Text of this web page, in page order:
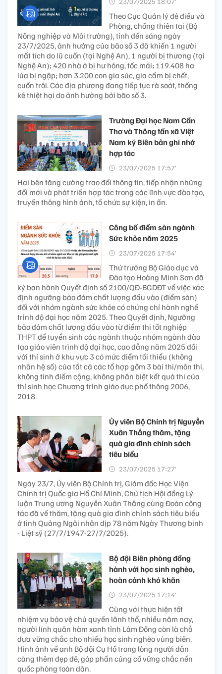
Theo Cục Quản lý đê điều và
Phòng, chống thiên tai (Bộ
Nông nghiệp và Môi trường), tính đến sáng ngày
23/7/2025, ảnh hưởng của bão số 3 đã khiến 1 người
mất tích do lũ cuốn (tại Nghệ An), 1 người bị thương (tại
Nghệ An); 420 nhà ở bị hư hỏng, tốc mái; 119.408 ha
lúa bị ngập; hơn 3.200 con gia súc, gia cầm bị chết,
cuốn trôi. Các địa phương đang tiếp tục rà soát, thống
kê thiệt hại do ảnh hưởng bởi bão số 3.
Trường Đại học Nam Cần
Thơ và Thông tấn xã Việt
Nam ký Biên bản ghi nhớ
hợp tác
23/07/2025 17:57’
Hai bên tăng cường trao đổi thông tin, tiếp nhận những
đổi mới và phát triển hợp tác trong các lĩnh vực đào tạo,
truyền thông hình ảnh, tổ chức sự kiện, in ấn.
Công bố điểm sàn ngành
Sức khỏe năm 2025
23/07/2025 17:54’
Thứ trưởng Bộ Giáo dục và
Đào tạo Hoàng Minh Sơn đã
ký ban hành Quyết định số 2100/QĐ-BGDĐT về việc xác
định ngưỡng bảo đảm chất lượng đầu vào (điểm sàn)
đối với nhóm ngành sức khỏe có chứng chỉ hành nghề
trình độ đại học năm 2025. Theo Quyết định, Ngưỡng
bảo đảm chất lượng đầu vào từ điểm thi tốt nghiệp
THPT để tuyển sinh các ngành thuộc nhóm ngành đào
tạo giáo viên trình độ đại học, cao đẳng năm 2025 đối
với thí sinh ở khu vực 3 có mức điểm tối thiểu (không
nhân hệ số) của tất cả các tổ hợp gồm 3 bài thi/môn thi,
không tính điểm cộng, không phân biệt kết quả thi của
thí sinh học Chương trình giáo dục phổ thông 2006,
2018.
Ủy viên Bộ Chính trị Nguyễn
Xuân Thắng thăm, tặng
quà gia đình chính sách
tiêu biểu
23/07/2025 17:27’
Ngày 23/7, Ủy viên Bộ Chính trị, Giám đốc Học Viện
Chính trị Quốc gia Hồ Chí Minh, Chủ tịch Hội đồng Lý
luận Trung ương Nguyễn Xuân Thắng cùng Đoàn công
tác đã về thăm, tặng quà gia đình chính sách tiêu biểu
ở tỉnh Quảng Ngãi nhân dịp 78 năm Ngày Thương binh
- Liệt sỹ (27/7/1947-27/7/2025).
Bộ đội Biên phòng đồng
hành với học sinh nghèo,
hoàn cảnh khó khăn
23/07/2025 17:14’
Cùng với thực hiện tốt
nhiệm vụ bảo vệ chủ quyền lãnh thổ, nhiều năm nay,
người lính quân hàm xanh tỉnh Lâm Đồng còn là chỗ
dựa vững chắc cho nhiều học sinh nghèo vùng biên.
Hình ảnh về anh Bộ đội Cụ Hồ trong lòng người dân
càng thêm đẹp đẽ, góp phần củng cố vững chắc nền
quốc phòng toàn dân.